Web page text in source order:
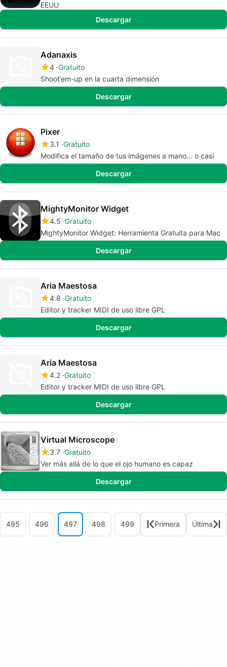
EEUU
Descargar
Adanaxis
4 Gratuito
Shoot’em-up en la cuarta dimensión
Descargar
Pixer
3.1 Gratuito
Modifica el tamaño de tus imágenes a mano… o casi
Descargar
MightyMonitor Widget
4.5 Gratuito
MightyMonitor Widget: Herramienta Gratuita para Mac
Descargar
Aria Maestosa
4.8 Gratuito
Editor y tracker MIDI de uso libre GPL
Descargar
Aria Maestosa
4.2 Gratuito
Editor y tracker MIDI de uso libre GPL
Descargar
Virtual Microscope
3.7 Gratuito
Ver más allá de lo que el ojo humano es capaz
Descargar
495 496 497 498 499 Primera Última